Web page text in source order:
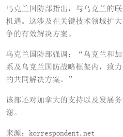
乌克兰国防部指出，与乌克兰的
机遇。这涉及在关键技术领域扩
争的有效解决方案。
乌克兰国防部强调：“乌克兰和
系及乌克兰国防战略框架内，致
的共同解决方案。”
该部还对加拿大的支持以及发展
谢。
来源：korrespondent.net